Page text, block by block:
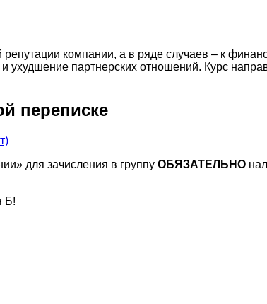
компании, а в ряде случаев – к
ухудшение партнерских отношений. Курс
переписке
для зачисления в группу ОБЯЗАТЕЛЬНО
Б!